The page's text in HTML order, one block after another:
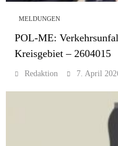
MELDUNGEN
POL-ME:
Kreisgebiet – 2604015
Redaktion 7. April